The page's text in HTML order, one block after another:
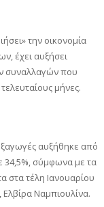
την οικονομία
έχει αυξήσει
συναλλαγών που
μήνες.
αυξήθηκε από
34,5%, σύμφωνα με τα
στα τέλη Ιανουαρίου
Ελβίρα Ναμπιουλίνα.